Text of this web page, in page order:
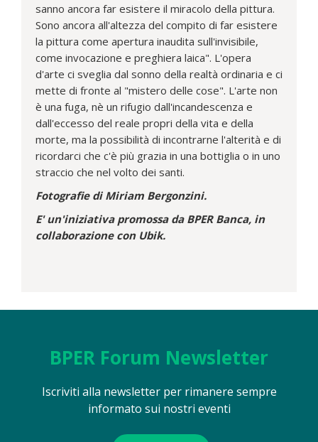
sanno ancora far esistere il miracolo della pittura.
Sono ancora all'altezza del compito di far esistere
la pittura come apertura inaudita sull'invisibile,
come invocazione e preghiera laica". L'opera
d'arte ci sveglia dal sonno della realtà ordinaria e ci
mette di fronte al "mistero delle cose". L'arte non
è una fuga, nè un rifugio dall'incandescenza e
dall'eccesso del reale propri della vita e della
morte, ma la possibilità di incontrarne l'alterità e di
ricordarci che c'è più grazia in una bottiglia o in uno
straccio che nel volto dei santi.
Fotografie di Miriam Bergonzini.
E' un'iniziativa promossa da BPER Banca, in
collaborazione con Ubik.
BPER Forum Newsletter
Iscriviti alla newsletter per rimanere sempre
informato sui nostri eventi